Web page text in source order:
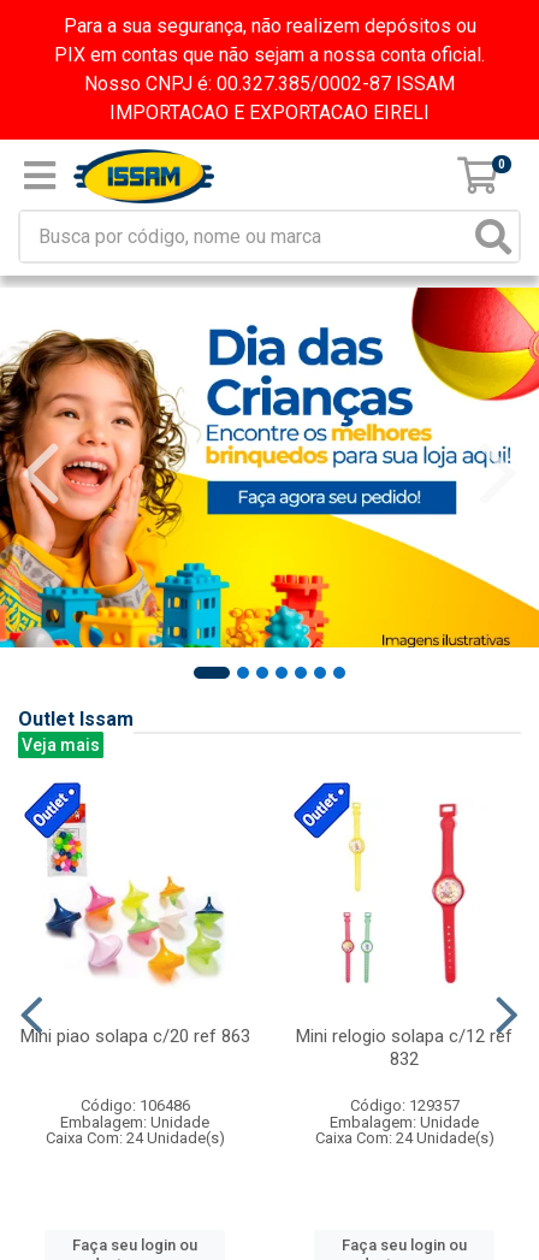
Para a sua segurança, não realizem depósitos ou
PIX em contas que não sejam a nossa conta oficial.
Nosso CNPJ é: 00.327.385/0002-87 ISSAM
IMPORTACAO E EXPORTACAO EIRELI
0
Outlet Issam
Veja mais
Mini piao solapa c/20 ref 863
Código: 106486
Embalagem: Unidade
Caixa Com: 24 Unidade(s)
Faça seu login ou
Mini relogio solapa c/12 ref
832
Código: 129357
Embalagem: Unidade
Caixa Com: 24 Unidade(s)
Faça seu login ou